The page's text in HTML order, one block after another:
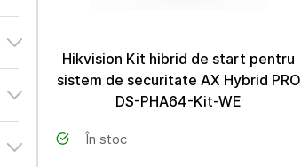
Hikvision Kit hibrid de start pentru
sistem de securitate AX Hybrid PRO
DS-PHA64-Kit-WE
În stoc